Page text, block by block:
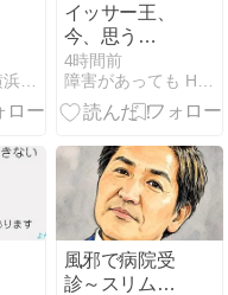
社会福祉法人横浜愛育会 おおぐち工房
イッサー王、
今、思う
事・・・くま
もと・・・
4時間前
障害があっても HAPPYワーク byキャッチアップ
風邪で病院受
診～スリムク